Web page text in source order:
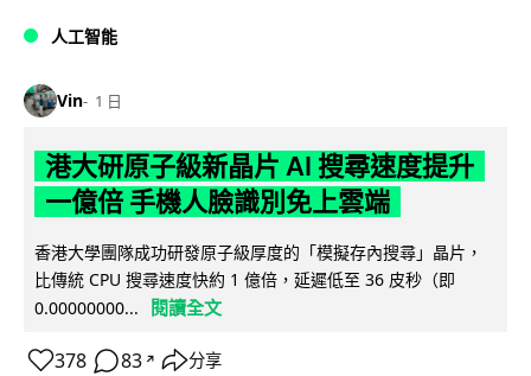
人工智能
Vin 1 日
港大研原子級新晶片 AI 搜尋速度提升
一億倍 手機人臉識別免上雲端
香港大學團隊成功研發原子級厚度的「模擬存內搜尋」晶片，
比傳統 CPU 搜尋速度快約 1 億倍，延遲低至 36 皮秒（即
0.00000000...
閱讀全文
378 83 ↗ 分享